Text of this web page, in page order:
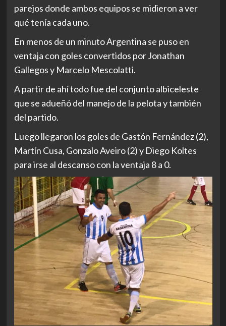
parejos donde ambos equipos se midieron a ver
qué tenía cada uno.
En menos de un minuto Argentina se puso en
ventaja con goles convertidos por Jonathan
Gallegos y Marcelo Mescolatti.
A partir de ahí todo fue del conjunto albiceleste
que se adueñó del manejo de la pelota y también
del partido.
Luego llegaron los goles de Gastón Fernández (2),
Martín Cusa, Gonzalo Aveiro (2) y Diego Koltes
para irse al descanso con la ventaja 8 a 0.